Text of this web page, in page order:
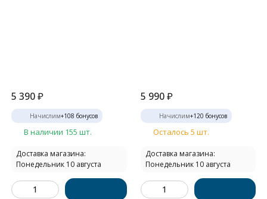
5 390₽
Начислим+108 бонусов
В наличии 155 шт.
Доставка магазина:
Понедельник 10 августа
5 990 ₽
Начислим+120 бонусов
Осталось 5 шт.
Доставка магазина:
Понедельник 10 августа